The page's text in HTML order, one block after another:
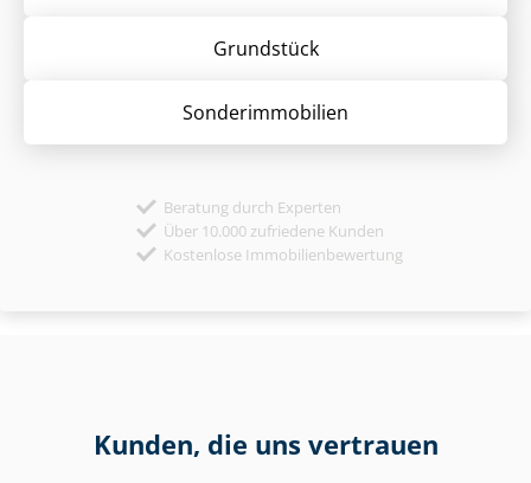
Grund­stück
Sonder­immobilien
Beratung durch Experten
Über 10.000 zufriedene Kunden
Kostenlose Immobilienbewertung
Kunden, die uns vertrauen